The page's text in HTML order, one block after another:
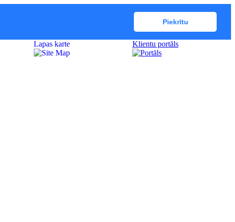
Piekrītu
Klientu portāls
Lapas karte